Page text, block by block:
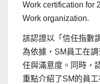
Work certification for
Work organization.
該認證以「信任指數
為依據，SM員工在
任與滿意度。同時，
重點介紹了SM的員